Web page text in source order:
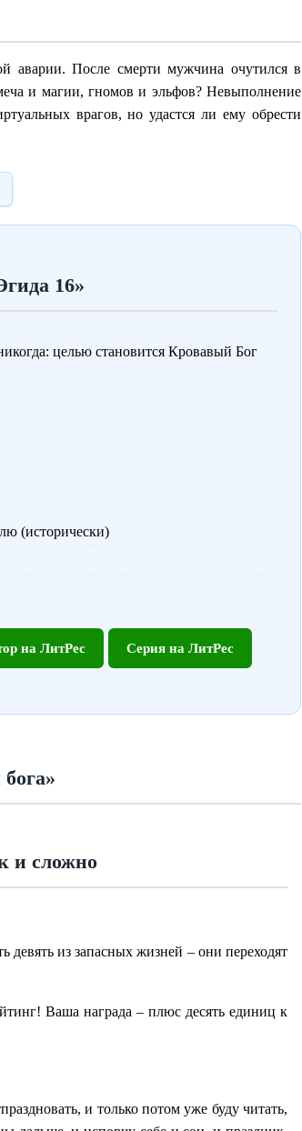
аварии. После смерти мужчина очутился в
и магии, гномов и эльфов? Невыполнение
врагов, но удастся ли ему обрести
16»
целью становится Кровавый Бог
(исторически)
на ЛитРес Серия на ЛитРес
и сложно
из запасных жизней – они переходят
Ваша награда – плюс десять единиц к
и только потом уже буду читать,